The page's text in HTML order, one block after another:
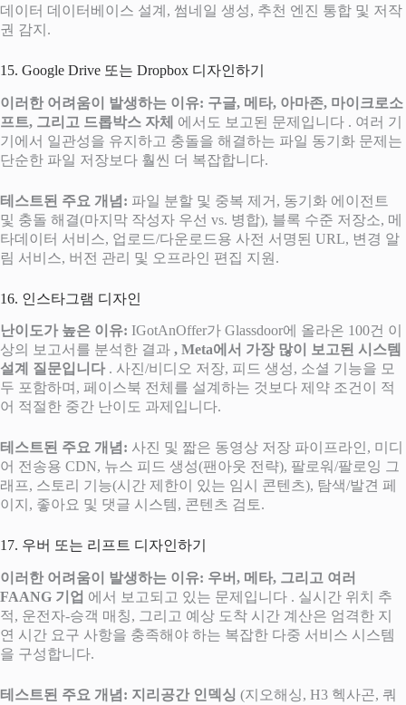
데이터 데이터베이스 설계, 썸네일 생성, 추천 엔진 통합 및 저작
권 감지.
15. Google Drive 또는 Dropbox 디자인하기
이러한 어려움이 발생하는 이유: 구글, 메타, 아마존, 마이크로소
프트, 그리고 드롭박스 자체
에서도 보고된 문제입니다 . 여러 기
기에서 일관성을 유지하고 충돌을 해결하는 파일 동기화 문제는
단순한 파일 저장보다 훨씬 더 복잡합니다.
테스트된 주요 개념: 파일 분할 및 중복 제거, 동기화 에이전트
및 충돌 해결(마지막 작성자 우선 vs. 병합), 블록 수준 저장소, 메
타데이터 서비스, 업로드/다운로드용 사전 서명된 URL, 변경 알
림 서비스, 버전 관리 및 오프라인 편집 지원.
16. 인스타그램 디자인
난이도가 높은 이유: IGotAnOffer가 Glassdoor에 올라온 100건 이
상의 보고서를 분석한 결과 , Meta에서 가장 많이 보고된 시스템
설계 질문입니다. 사진/비디오 저장, 피드 생성, 소셜 기능을 모
두 포함하며, 페이스북 전체를 설계하는 것보다 제약 조건이 적
어 적절한 중간 난이도 과제입니다.
테스트된 주요 개념: 사진 및 짧은 동영상 저장 파이프라인, 미디
어 전송용 CDN, 뉴스 피드 생성(팬아웃 전략), 팔로워/팔로잉 그
래프, 스토리 기능(시간 제한이 있는 임시 콘텐츠), 탐색/발견 페
이지, 좋아요 및 댓글 시스템, 콘텐츠 검토.
17. 우버 또는 리프트 디자인하기
이러한 어려움이 발생하는 이유: 우버, 메타, 그리고 여러
FAANG 기업 에서 보고되고 있는 문제입니다 . 실시간 위치 추
적, 운전자-승객 매칭, 그리고 예상 도착 시간 계산은 엄격한 지
연 시간 요구 사항을 충족해야 하는 복잡한 다중 서비스 시스템
을 구성합니다.
테스트된 주요 개념: 지리공간 인덱싱 (지오해싱, H3 헥사곤, 쿼